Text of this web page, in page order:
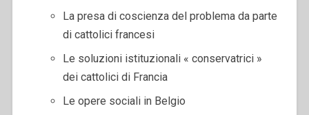
La presa di coscienza del problema da parte
di cattolici francesi
Le soluzioni istituzionali « conservatrici »
dei cattolici di Francia
Le opere sociali in Belgio